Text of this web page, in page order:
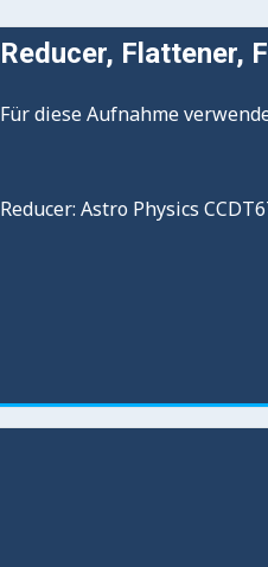
Reducer, Flattener,
Für diese Aufnahme
Reducer: Astro Physics